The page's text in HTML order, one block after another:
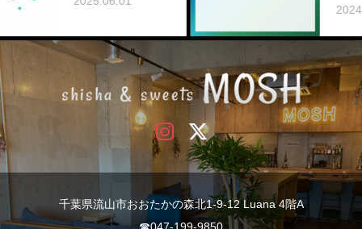
千葉県流山市おおたかの森北1-9-12 Luana 4階A